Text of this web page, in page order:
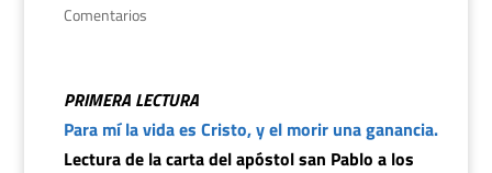
Comentarios
PRIMERA LECTURA
Para mí la vida es Cristo, y el morir una ganancia.
Lectura de la carta del apóstol san Pablo a los